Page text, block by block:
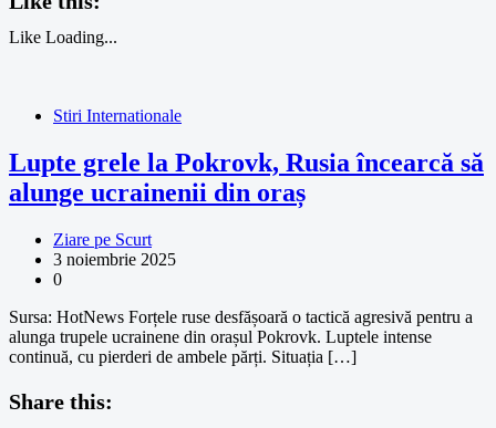
Like Loading...
Stiri Internationale
Lupte grele la Pokrovk, Rusia încearcă să
alunge ucrainenii din oraș
Ziare pe Scurt
3 noiembrie 2025
0
Sursa: HotNews Forțele ruse desfășoară o tactică agresivă pentru a
alunga trupele ucrainene din orașul Pokrovk. Luptele intense
continuă, cu pierderi de ambele părți. Situația […]
Share this: